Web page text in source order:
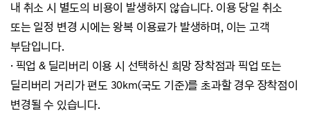
내 취소 시 별도의 비용이 발생하지 않습니다. 이용 당일 취소
또는 일정 변경 시에는 왕복 이용료가 발생하며, 이는 고객
부담입니다.
· 픽업 & 딜리버리 이용 시 선택하신 희망 장착점과 픽업 또는
딜리버리 거리가 편도 30km(국도 기준)를 초과할 경우 장착점이
변경될 수 있습니다.